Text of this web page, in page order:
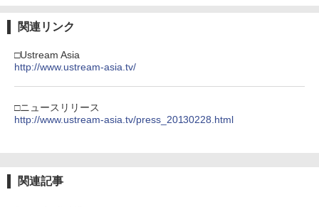
関連リンク
□Ustream Asia
http://www.ustream-asia.tv/
□ニュースリリース
http://www.ustream-asia.tv/press_20130228.html
関連記事